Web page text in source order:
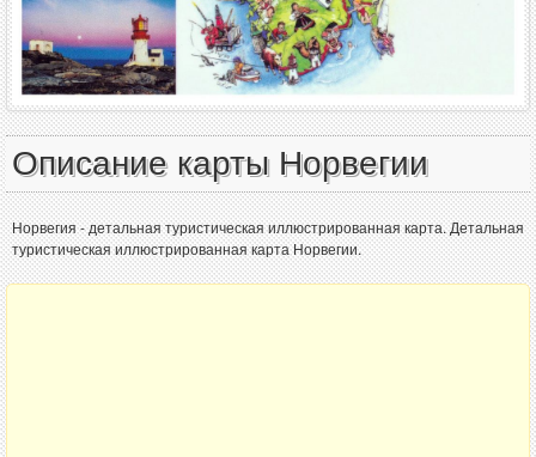
Описание карты Норвегии
Норвегия - детальная туристическая иллюстрированная карта. Детальная
туристическая иллюстрированная карта Норвегии.